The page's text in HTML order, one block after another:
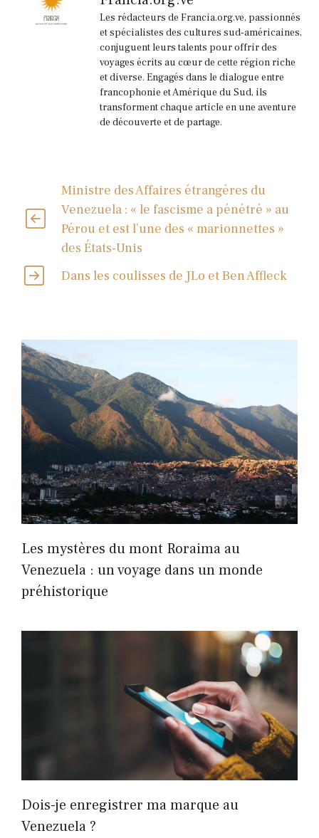
Les rédacteurs de Francia.org.ve, passionnés
et spécialistes des cultures sud-américaines,
conjuguent leurs talents pour offrir des
voyages écrits au cœur de cette région riche
et diverse. Engagés dans le dialogue entre
francophonie et Amérique du Sud, ils
transforment chaque article en une aventure
de découverte et de partage.
Ministre des Affaires étrangères du
Venezuela : « le fascisme a pénétré » au
Pérou et est l’une des « marionnettes »
des États-Unis
Dans les coulisses de JLo et Ben Affleck
Les mystères du mont Roraima au
Venezuela : un voyage dans un monde
préhistorique
Dois-je enregistrer ma marque au
Venezuela ?